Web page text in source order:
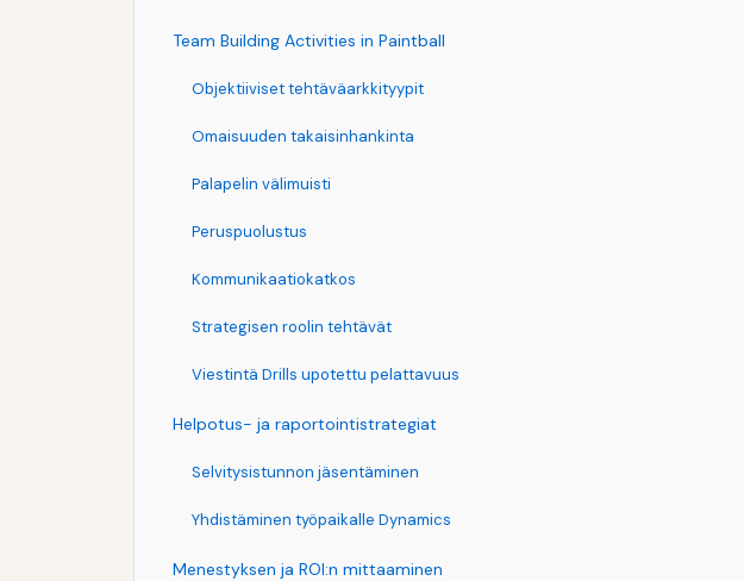
Team Building Activities in Paintball
Objektiiviset tehtäväarkkityypit
Omaisuuden takaisinhankinta
Palapelin välimuisti
Peruspuolustus
Kommunikaatiokatkos
Strategisen roolin tehtävät
Viestintä Drills upotettu pelattavuus
Helpotus- ja raportointistrategiat
Selvitysistunnon jäsentäminen
Yhdistäminen työpaikalle Dynamics
Menestyksen ja ROI:n mittaaminen